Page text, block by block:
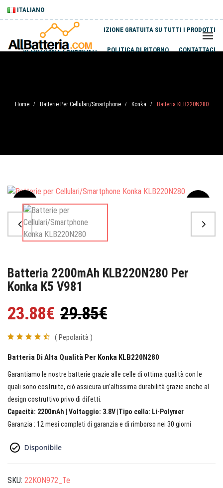
ITALIANO
SPEDIZIONE GRATUITA SU TUTTI I PRODOTTI
SPEDIZIONI E PAGAMENTI POLITICA DI RITORNO CONTATTACI
Home / Batterie Per Cellulari/Smartphone / Konka / Batteria KLB220N280
Sale
Batteria 2200mAh KLB220N280 Per
Konka K5 V981
23.88€ 29.85€
( Pepolarità )
Batteria Di Alta Qualità Per Konka KLB220N280
Garantiamo le nostre batterie grazie alle celle di ottima qualità con le
quali sono costruite, ciò assicura un’altissima durabilità grazie anche al
design costruttivo privo di difetti.
Capacità: 2200mAh | Voltaggio: 3.8V |Tipo cella: Li-Polymer
Garanzia : 12 mesi completi di garanzia e di rimborso nei 30 giorni
SKU: 22KON972_Te